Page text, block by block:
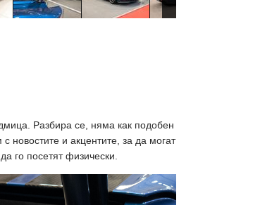
Разбира се, няма как подобен
новостите и акцентите, за да могат
го посетят физически.